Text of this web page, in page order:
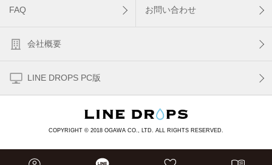
FAQ お問い合わせ
会社概要
LINE DROPS PC版
COPYRIGHT © 2018 OGAWA CO., LTD. ALL RIGHTS RESERVED.